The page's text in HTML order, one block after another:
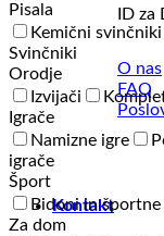
ID
O nas
FAQ
Kontakt
Pisala
Kemični svinčniki
Svinčniki
Orodje
Izvijači
Igrače
Namizne igre
igrače
Šport
Bidoni in športne
Za dom